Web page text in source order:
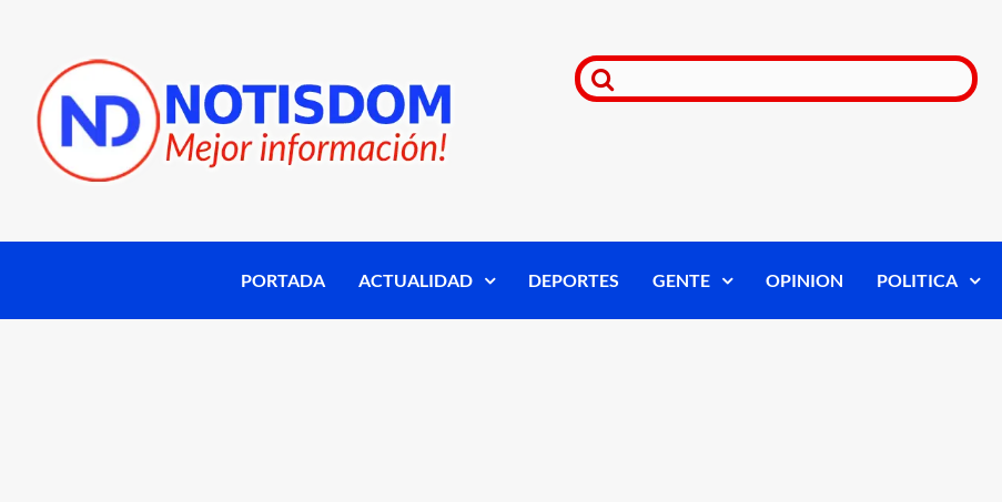
PORTADA ACTUALIDAD DEPORTES GENTE OPINION POLITICA